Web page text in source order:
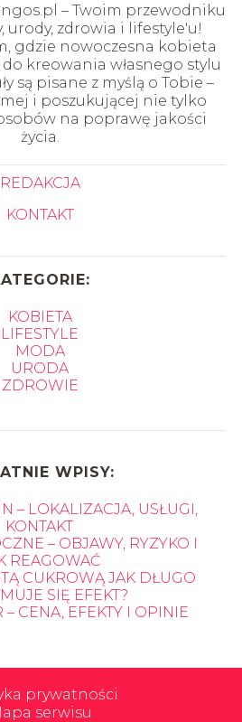
– Twoim przewodniku
urody, zdrowia i lifestyle'u!
gdzie nowoczesna kobieta
kreowania własnego stylu
są pisane z myślą o Tobie –
i poszukującej nie tylko
na poprawę jakości
życia.
REDAKCJA
KONTAKT
KOBIETA
LIFESTYLE
MODA
URODA
ZDROWIE
WPISY:
– LOKALIZACJA, USŁUGI,
KONTAKT
– OBJAWY, RYZYKO I
REAGOWAĆ
CUKROWĄ JAK DŁUGO
SIĘ EFEKT?
– CENA, EFEKTY I OPINIE
prywatności
serwisu